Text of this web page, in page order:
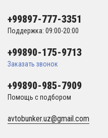
+99897-777-3351
Поддержка: 09:00-20:00
+99890-175-9713
Заказать звонок
+99890-985-7909
Помощь с подбором
avtobunker.uz@gmail.com